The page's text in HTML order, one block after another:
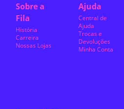
Sobre a
Fila
História
Carreira
Nossas Lojas
Ajuda
Central de
Ajuda
Trocas e
Devoluções
Minha Conta